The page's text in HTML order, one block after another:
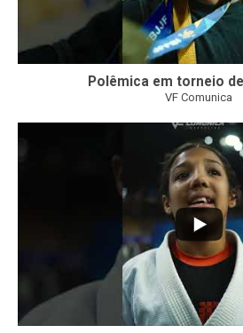
Polêmica em torneio
VF Comunica